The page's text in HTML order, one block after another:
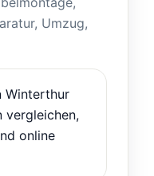
Umzug,
Winterthur
vergleichen,
online